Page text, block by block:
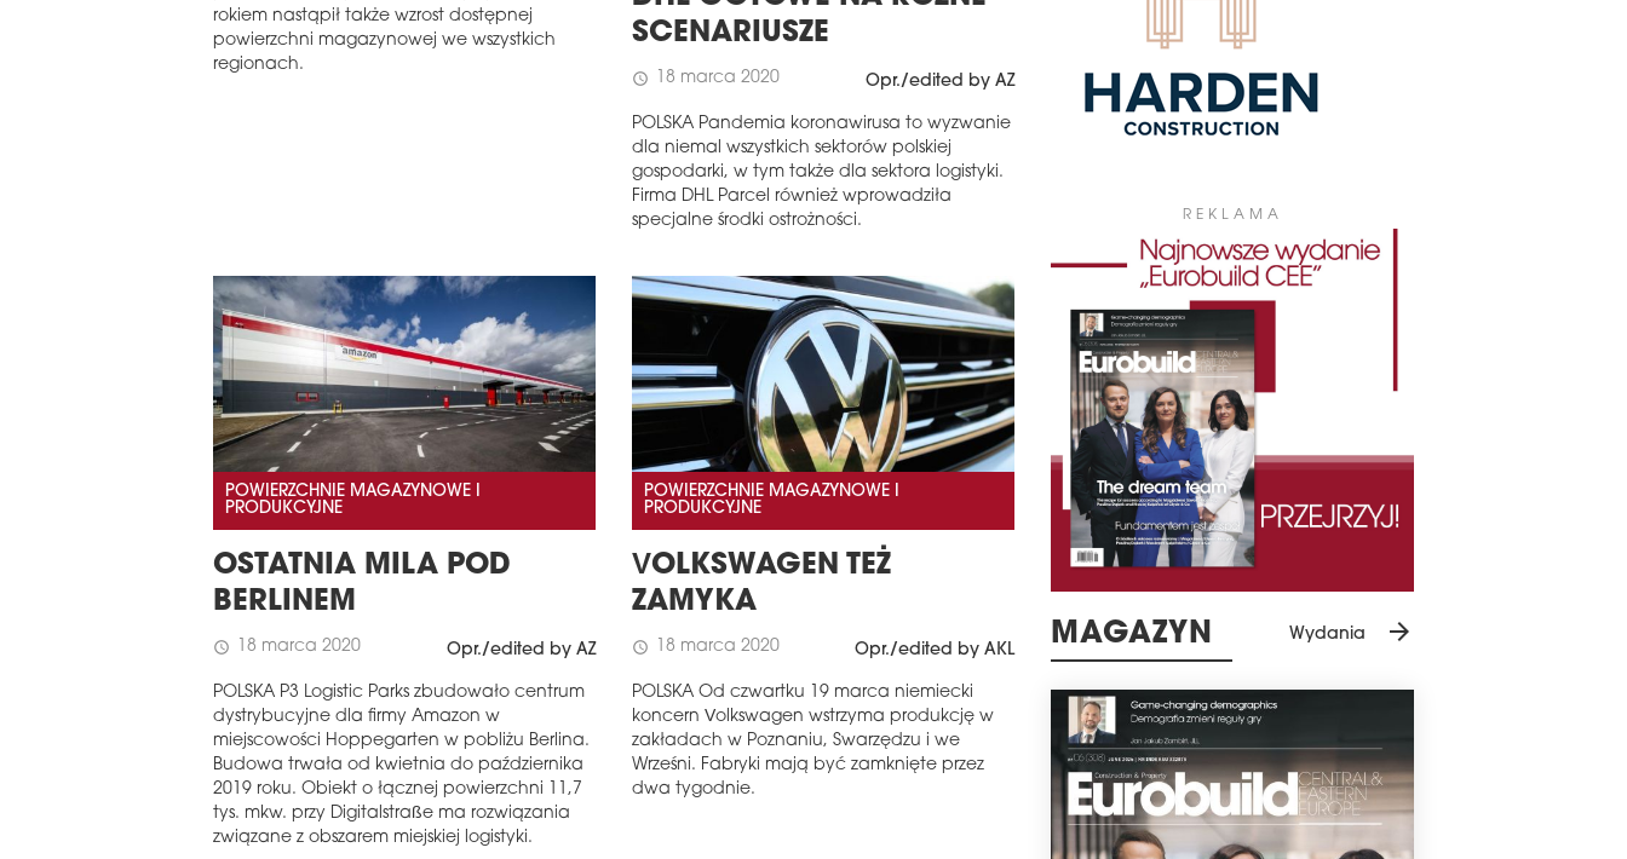
rokiem nastąpił także wzrost dostępnej
powierzchni magazynowej we wszystkich
regionach.
SCENARIUSZE
schedule 18 marca 2020 Opr./edited by AZ
POLSKA Pandemia koronawirusa to wyzwanie
dla niemal wszystkich sektorów polskiej
gospodarki, w tym także dla sektora logistyki.
Firma DHL Parcel również wprowadziła
specjalne środki ostrożności.
POWIERZCHNIE MAGAZYNOWE I
PRODUKCYJNE
OSTATNIA MILA POD
BERLINEM
schedule 18 marca 2020 Opr./edited by AZ
POLSKA P3 Logistic Parks zbudowało centrum
dystrybucyjne dla firmy Amazon w
miejscowości Hoppegarten w pobliżu Berlina.
Budowa trwała od kwietnia do października
2019 roku. Obiekt o łącznej powierzchni 11,7
tys. mkw. przy Digitalstraße ma rozwiązania
związane z obszarem miejskiej logistyki.
POWIERZCHNIE MAGAZYNOWE I
PRODUKCYJNE
VOLKSWAGEN TEŻ
ZAMYKA
schedule 18 marca 2020 Opr./edited by AKL
POLSKA Od czwartku 19 marca niemiecki
koncern Volkswagen wstrzyma produkcję w
zakładach w Poznaniu, Swarzędzu i we
Wrześni. Fabryki mają być zamknięte przez
dwa tygodnie.
REKLAMA
MAGAZYN